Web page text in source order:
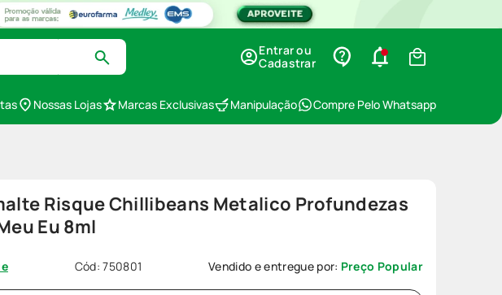
Entrar ou
Cadastrar
Nossas Lojas Marcas Exclusivas Manipulação Compre Pelo Whatsapp
Risque Chillibeans Metalico Profundezas
Eu 8ml
Cód:750801 Vendido e entregue por: Preço Popular